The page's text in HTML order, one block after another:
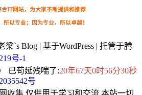
IT网站，为大家不断提供和推荐
以专业；因为专业，所以卓越！
梁`s Blog | 基于WordPress | 托管于腾
号-1
已苟延残喘了:20年67天0时56分30秒
号
收集,仅供用于学习和交流.本站一切